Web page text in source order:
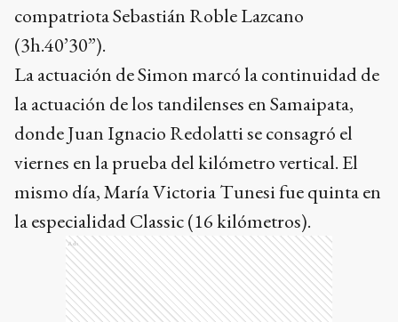
compatriota Sebastián Roble Lazcano
(3h.40’30”).
La actuación de Simon marcó la continuidad de
la actuación de los tandilenses en Samaipata,
donde Juan Ignacio Redolatti se consagró el
viernes en la prueba del kilómetro vertical. El
mismo día, María Victoria Tunesi fue quinta en
la especialidad Classic (16 kilómetros).
Ads